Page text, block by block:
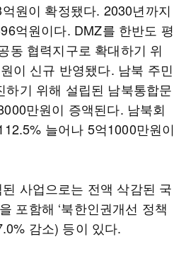
원이 확정됐다. 2030년까지
억원이다. DMZ를 한반도 평
동 협력지구로 확대하기 위
이 신규 반영됐다. 남북 주민
하기 위해 설립된 남북통합문
만원이 증액된다. 남북회
늘어나 5억1000만원이
사업으로는 전액 삭감된 국
포함해 ‘북한인권개선 정책
감소) 등이 있다.